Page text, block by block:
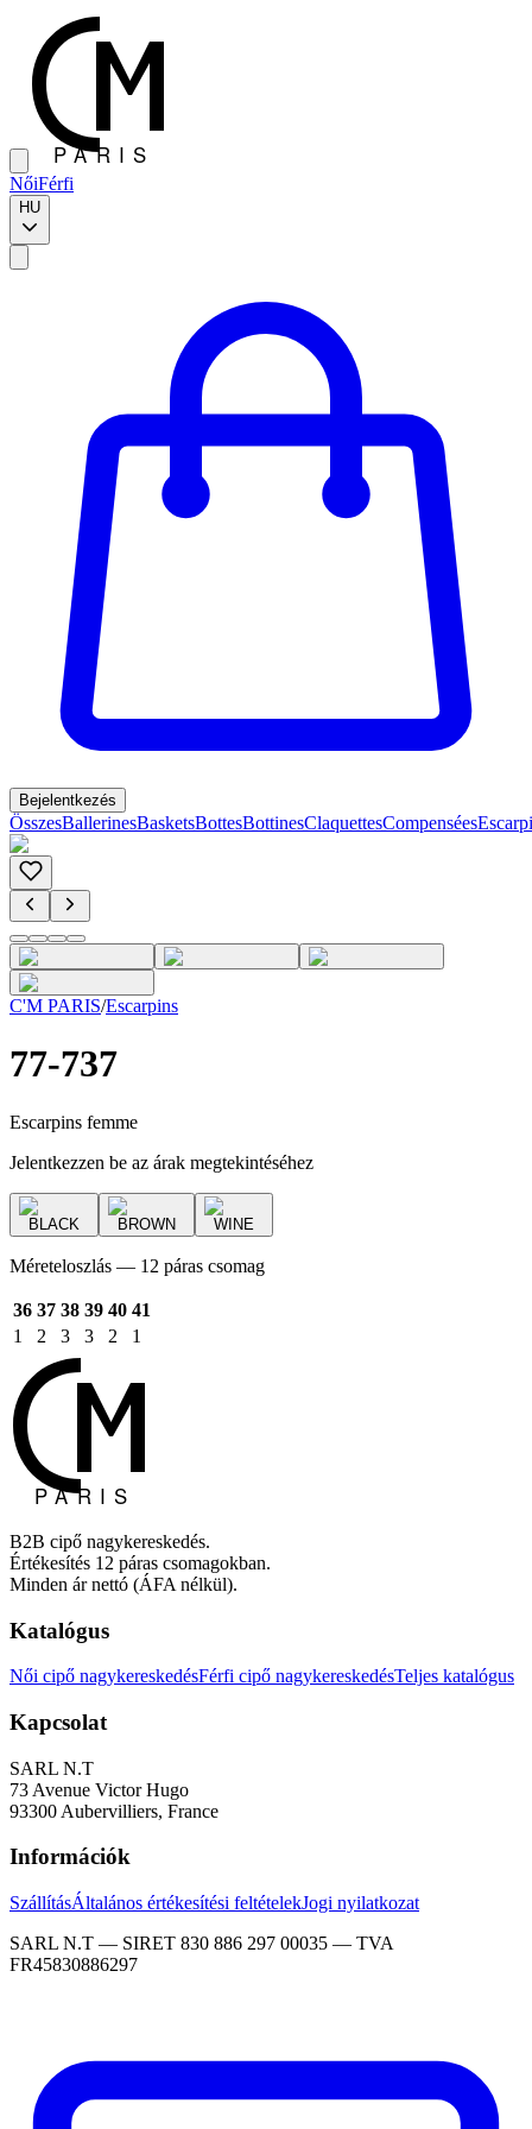
NőiFérfi
HU
Bejelentkezés
ÖsszesBallerinesBasketsBottesBottinesClaquettesCompensées
C'M PARIS/Escarpins
77-737
Escarpins femme
Jelentkezzen be az árak megtekintéséhez
BLACK BROWN WINE
Méreteloszlás — 12 páras csomag
36 37 38 39 40 41
1
2 3 3 2 1
B2B cipő nagykereskedés.
Értékesítés 12 páras csomagokban.
Minden ár nettó (ÁFA nélkül).
Katalógus
Női cipő nagykereskedésFérfi cipő nagykereskedésTeljes katalógus
Kapcsolat
SARL N.T
73 Avenue Victor Hugo
93300 Aubervilliers, France
Információk
SzállításÁltalános értékesítési feltételekJogi nyilatkozat
SARL N.T — SIRET 830 886 297 00035 — TVA
FR45830886297